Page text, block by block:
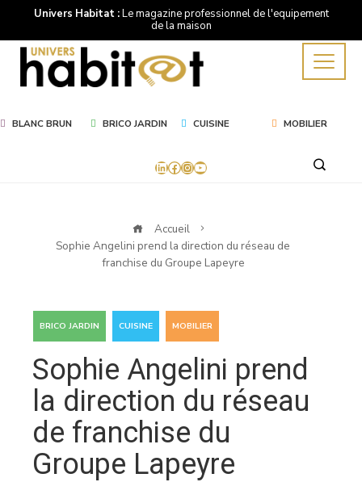
Univers Habitat :Le magazine professionnel de l'equipement
de la maison
BLANC BRUN BRICO JARDIN CUISINE MOBILIER
LinkedIn
Facebook
Instagram
YouTube
Accueil
Sophie Angelini prend la direction du réseau de
franchise du Groupe Lapeyre
BRICO JARDIN CUISINE MOBILIER
Sophie Angelini prend
la direction du réseau
de franchise du
Groupe Lapeyre